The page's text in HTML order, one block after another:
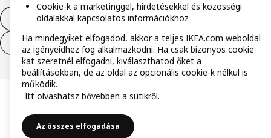
Elállás a szerződéstől
Elállás a szerződéstől (szolgáltatások)
Cookie-k a marketinggel, hirdetésekkel és közösségi
oldalakkal kapcsolatos információkhoz
Ha mindegyiket elfogadod, akkor a teljes IKEA.com weboldal
az igényeidhez fog alkalmazkodni. Ha csak bizonyos cookie-
kat szeretnél elfogadni, kiválaszthatod őket a
beállításokban, de az oldal az opcionális cookie-k nélkül is
működik.
Itt olvashatsz bővebben a sütikről.
Az összes elfogadása